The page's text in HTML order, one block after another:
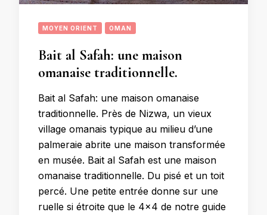
MOYEN ORIENT OMAN
Bait al Safah: une maison
omanaise traditionnelle.
Bait al Safah: une maison omanaise
traditionnelle. Près de Nizwa, un vieux
village omanais typique au milieu d’une
palmeraie abrite une maison transformée
en musée. Bait al Safah est une maison
omanaise traditionnelle. Du pisé et un toit
percé. Une petite entrée donne sur une
ruelle si étroite que le 4×4 de notre guide